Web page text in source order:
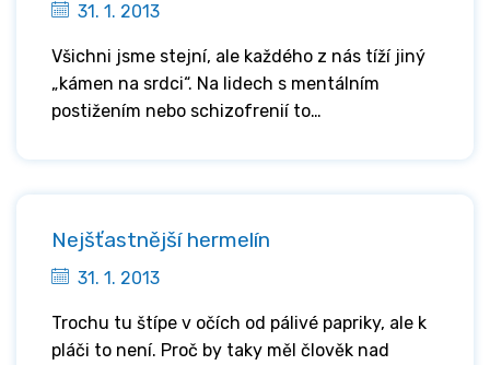
31. 1. 2013
Všichni jsme stejní, ale každého z nás tíží jiný
„kámen na srdci“. Na lidech s mentálním
postižením nebo schizofrenií to…
Nejšťastnější hermelín
31. 1. 2013
Trochu tu štípe v očích od pálivé papriky, ale k
pláči to není. Proč by taky měl člověk nad